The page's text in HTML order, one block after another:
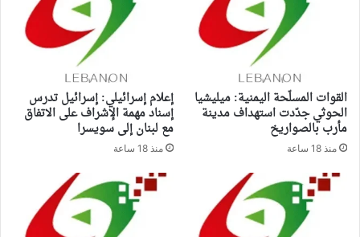
القوات المسلّحة اليمنية: ميليشيا
الحوثي جدّدت استهداف مدينة
مأرب بالصواريخ
منذ 18 ساعة
إعلام إسرائيلي: إسرائيل تدرس
إسناد مهمة الإشراف على الاتفاق
مع لبنان إلى سويسرا
منذ 18 ساعة